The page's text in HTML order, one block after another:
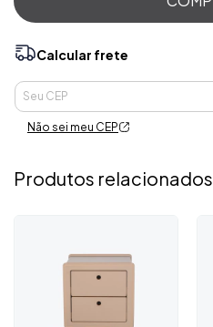
Calcular frete
Entregas para o CEP:
Não sei meu CEP
Produtos relacionados